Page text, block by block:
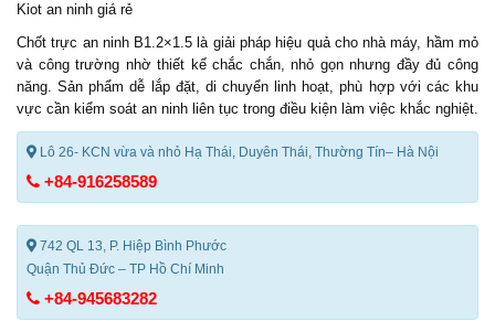
Kiot an ninh giá rẻ
Chốt trực an ninh B1.2×1.5 là giải pháp hiệu quả cho nhà máy, hầm mỏ
và công trường nhờ thiết kế chắc chắn, nhỏ gọn nhưng đầy đủ công
năng. Sản phẩm dễ lắp đặt, di chuyển linh hoạt, phù hợp với các khu
vực cần kiểm soát an ninh liên tục trong điều kiện làm việc khắc nghiệt.
Lô 26- KCN vừa và nhỏ Hạ Thái, Duyên Thái, Thường Tín– Hà Nội
+84-916258589
742 QL 13, P. Hiệp Bình Phước
Quận Thủ Đức – TP Hồ Chí Minh
+84-945683282